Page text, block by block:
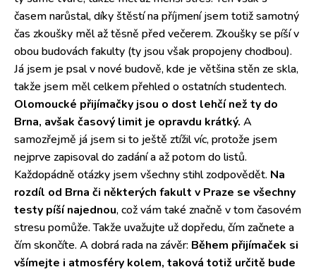
časem narůstal, díky štěstí na příjmení jsem totiž samotný
čas zkoušky měl až těsně před večerem. Zkoušky se píší v
obou budovách fakulty (ty jsou však propojeny chodbou).
Já jsem je psal v nové budově, kde je většina stěn ze skla,
takže jsem měl celkem přehled o ostatních studentech.
Olomoucké přijímačky jsou o dost lehčí než ty do
Brna, avšak časový limit je opravdu krátký. A
samozřejmě já jsem si to ještě ztížil víc, protože jsem
nejprve zapisoval do zadání a až potom do listů.
Každopádně otázky jsem všechny stihl zodpovědět. Na
rozdíl od Brna či některých fakult v Praze se všechny
testy píší najednou, což vám také značně v tom časovém
stresu pomůže. Takže uvažujte už dopředu, čím začnete a
čím skončíte. A dobrá rada na závěr: Během přijímaček si
všímejte i atmosféry kolem, taková totiž určitě bude